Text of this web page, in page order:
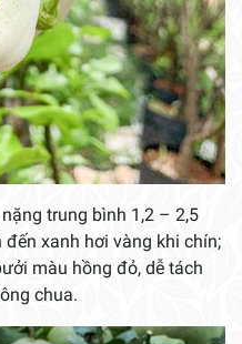
trung bình 1,2 – 2,5
xanh hơi vàng khi chín;
màu hồng đỏ, dễ tách
chua.